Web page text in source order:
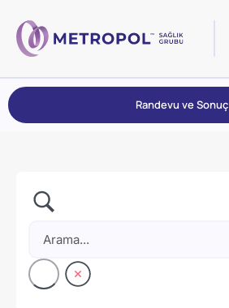
Randevu ve Sonuç